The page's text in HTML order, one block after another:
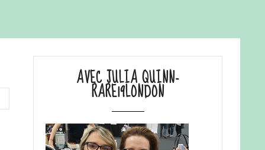
AVEC JULIA QUINN-
RARE19LONDON